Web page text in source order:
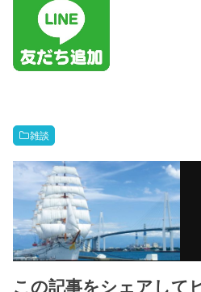
雑談
この記事をシェアして